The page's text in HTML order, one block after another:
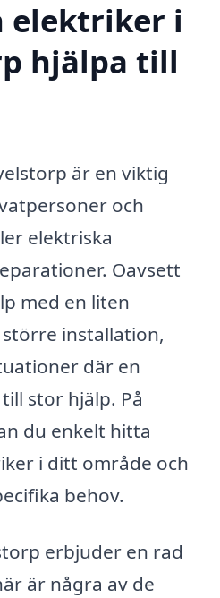
elektriker i
hjälpa till
är en viktig
och
elektriska
Oavsett
med en liten
installation,
där en
stor hjälp. På
du enkelt hitta
i ditt område och
behov.
erbjuder en rad
är några av de